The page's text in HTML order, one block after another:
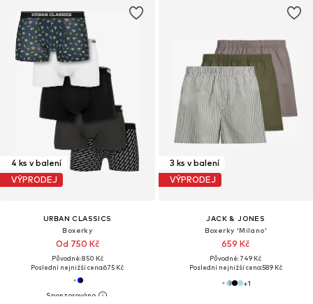
4 ks v balení
VÝPRODEJ
URBAN CLASSICS
Boxerky
Od 750 Kč
Původně: 850 Kč
Poslední nejnižší cena:675 Kč
3 ks v balení
VÝPRODEJ
JACK & JONES
Boxerky 'Milano'
659 Kč
Původně: 749 Kč
Poslední nejnižší cena:589 Kč
+1